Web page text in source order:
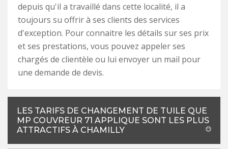
depuis qu'il a travaillé dans cette localité, il a
toujours su offrir à ses clients des services
d'exception. Pour connaitre les détails sur ses prix
et ses prestations, vous pouvez appeler ses
chargés de clientèle ou lui envoyer un mail pour
une demande de devis.
LES TARIFS DE CHANGEMENT DE TUILE QUE
MP COUVREUR 71 APPLIQUE SONT LES PLUS
ATTRACTIFS À CHAMILLY